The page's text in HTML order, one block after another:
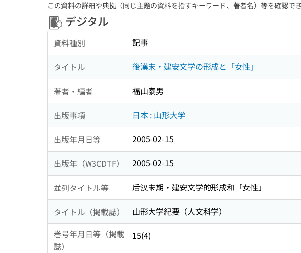
この資料の詳細や典拠（同じ主題の資料を指すキーワード、著者名）等を確認でき
デジタル
資料種別 記事
タイトル 後漢末・建安文学の形成と「女性」
著者・編者 福山泰男
出版事項 日本 : 山形大学
出版年月日等 2005-02-15
出版年（W3CDTF） 2005-02-15
並列タイトル等 后汉末期・建安文学的形成和「女性」
タイトル（掲載誌）
山形大学紀要（人文科学）
巻号年月日等（掲載
誌）
15(4)